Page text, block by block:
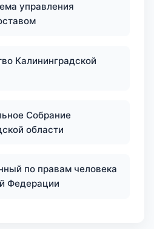
управления
Калининградской
Собрание
области
по правам человека
Федерации